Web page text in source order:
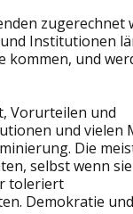
zugerechnet
Institutionen
kommen, und
Vorurteilen und
und vielen
Die
selbst wenn
toleriert
Demokratie und